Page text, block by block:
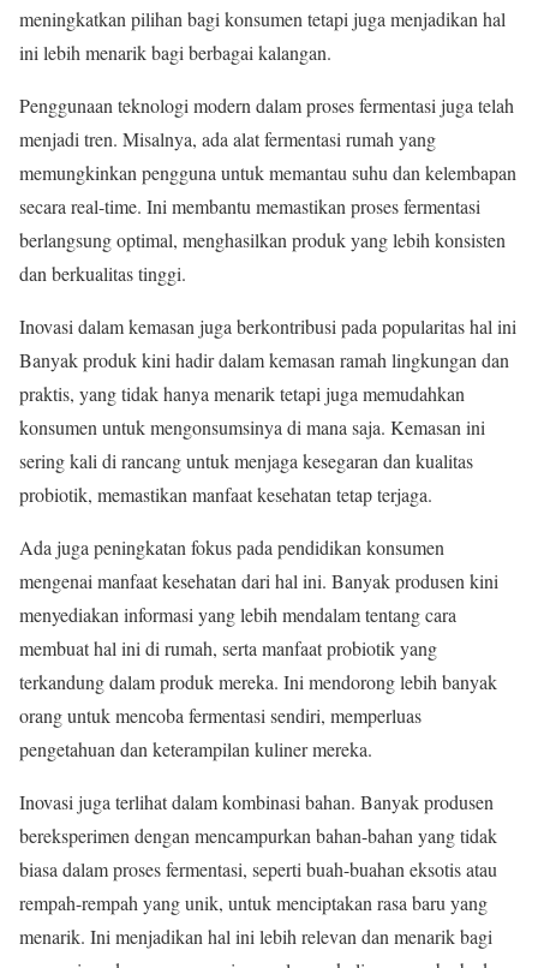
meningkatkan pilihan bagi konsumen tetapi juga menjadikan hal
ini lebih menarik bagi berbagai kalangan.
Penggunaan teknologi modern dalam proses fermentasi juga telah
menjadi tren. Misalnya, ada alat fermentasi rumah yang
memungkinkan pengguna untuk memantau suhu dan kelembapan
secara real-time. Ini membantu memastikan proses fermentasi
berlangsung optimal, menghasilkan produk yang lebih konsisten
dan berkualitas tinggi.
Inovasi dalam kemasan juga berkontribusi pada popularitas hal ini
Banyak produk kini hadir dalam kemasan ramah lingkungan dan
praktis, yang tidak hanya menarik tetapi juga memudahkan
konsumen untuk mengonsumsinya di mana saja. Kemasan ini
sering kali di rancang untuk menjaga kesegaran dan kualitas
probiotik, memastikan manfaat kesehatan tetap terjaga.
Ada juga peningkatan fokus pada pendidikan konsumen
mengenai manfaat kesehatan dari hal ini. Banyak produsen kini
menyediakan informasi yang lebih mendalam tentang cara
membuat hal ini di rumah, serta manfaat probiotik yang
terkandung dalam produk mereka. Ini mendorong lebih banyak
orang untuk mencoba fermentasi sendiri, memperluas
pengetahuan dan keterampilan kuliner mereka.
Inovasi juga terlihat dalam kombinasi bahan. Banyak produsen
bereksperimen dengan mencampurkan bahan-bahan yang tidak
biasa dalam proses fermentasi, seperti buah-buahan eksotis atau
rempah-rempah yang unik, untuk menciptakan rasa baru yang
menarik. Ini menjadikan hal ini lebih relevan dan menarik bagi